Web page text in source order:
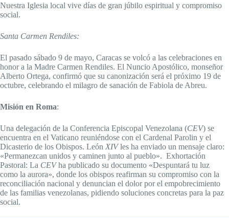
Nuestra Iglesia local vive días de gran júbilo espiritual y compromiso
social.
Santa Carmen Rendiles:
El pasado sábado 9 de mayo, Caracas se volcó a las celebraciones en
honor a la Madre Carmen Rendiles. El Nuncio Apostólico, monseñor
Alberto Ortega, confirmó que su canonización será el próximo 19 de
octubre, celebrando el milagro de sanación de Fabiola de Abreu.
Misión en Roma:
Una delegación de la Conferencia Episcopal Venezolana (CEV) se
encuentra en el Vaticano reuniéndose con el Cardenal Parolin y el
Dicasterio de los Obispos. León XIVles ha enviado un mensaje claro:
«Permanezcan unidos y caminen junto al pueblo». Exhortación
Pastoral: La CEVha publicado su documento «Despuntará tu luz
como la aurora», donde los obispos reafirman su compromiso con la
reconciliación nacional y denuncian el dolor por el empobrecimiento
de las familias venezolanas, pidiendo soluciones concretas para la paz
social.